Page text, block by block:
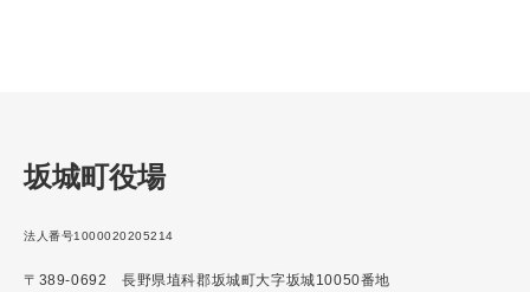
坂城町役場
法人番号1000020205214
〒389-0692 長野県埴科郡坂城町大字坂城10050番地